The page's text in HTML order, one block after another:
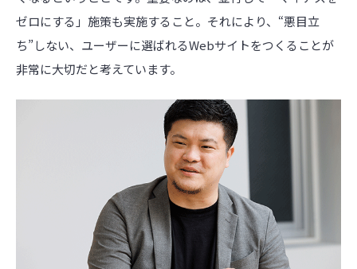
ゼロにする」施策も実施すること。それにより、“悪目立
ち”しない、ユーザーに選ばれるWebサイトをつくることが
非常に大切だと考えています。